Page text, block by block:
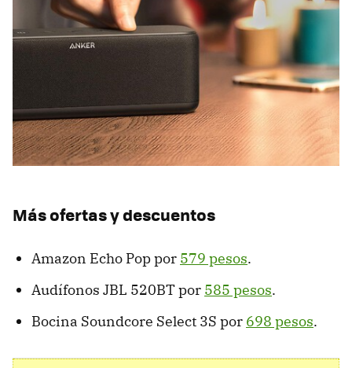
Más ofertas y descuentos
Amazon Echo Pop por 579 pesos.
Audífonos JBL 520BT por 585 pesos.
Bocina Soundcore Select 3S por 698 pesos.